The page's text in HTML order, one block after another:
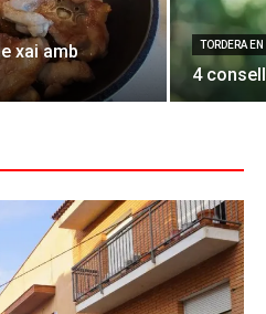
xai amb
TORDERA
4